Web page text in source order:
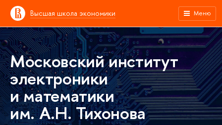
Высшая школа экономики Меню
Московский институт
электроники
и математики
им. А.Н. Тихонова